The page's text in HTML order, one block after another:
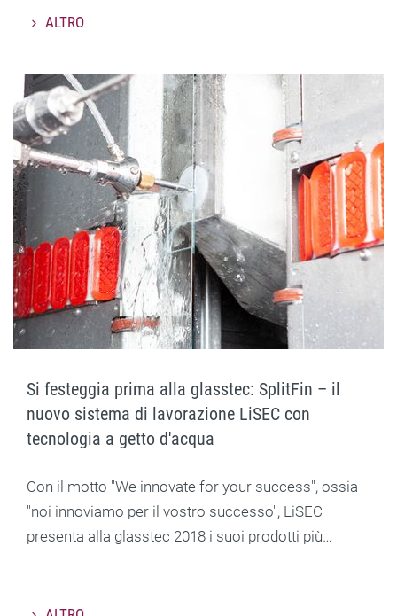
ALTRO
Si festeggia prima alla glasstec: SplitFin – il
nuovo sistema di lavorazione LiSEC con
tecnologia a getto d'acqua
Con il motto "We innovate for your success", ossia
"noi innoviamo per il vostro successo", LiSEC
presenta alla glasstec 2018 i suoi prodotti più…